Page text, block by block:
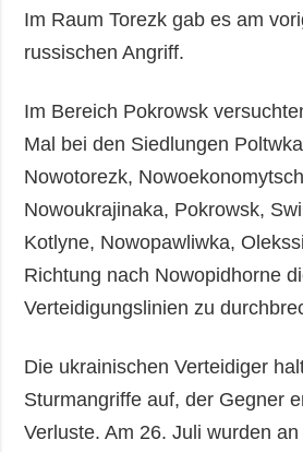
Im Raum Torezk gab es am
russischen Angriff.
Im Bereich Pokrowsk
Mal bei den Siedlungen
Nowotorezk,
Nowoukrajinaka, Pokrowsk,
Kotlyne, Nowopawliwka,
Richtung nach Nowopidhorne
Verteidigungslinien zu
Die ukrainischen Verteidiger
Sturmangriffe auf, der Gegner
Verluste. Am 26. Juli wurden